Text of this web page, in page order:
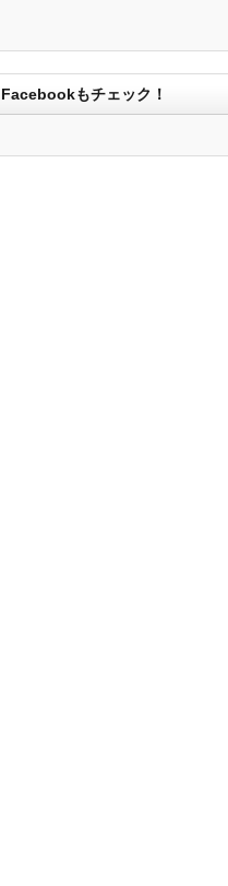
Facebookもチェック！